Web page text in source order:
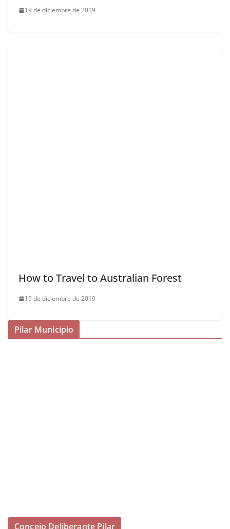
19 de diciembre de 2019
How to Travel to Australian Forest
19 de diciembre de 2019
Pilar Municipio
Concejo Deliberante Pilar